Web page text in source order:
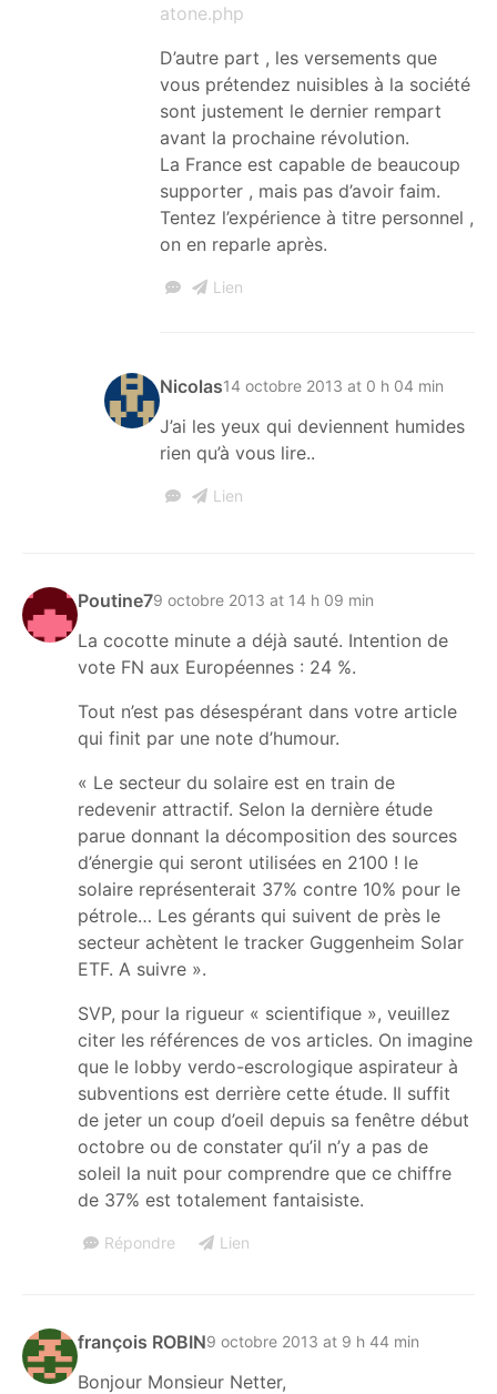
atone.php
D’autre part , les versements que
vous prétendez nuisibles à la société
sont justement le dernier rempart
avant la prochaine révolution.
La France est capable de beaucoup
supporter , mais pas d’avoir faim.
Tentez l’expérience à titre personnel ,
on en reparle après.
Lien
Nicolas14 octobre 2013 at 0 h 04 min
J’ai les yeux qui deviennent humides
rien qu’à vous lire..
Lien
Poutine79 octobre 2013 at 14 h 09 min
La cocotte minute a déjà sauté. Intention de
vote FN aux Européennes : 24 %.
Tout n’est pas désespérant dans votre article
qui finit par une note d’humour.
« Le secteur du solaire est en train de
redevenir attractif. Selon la dernière étude
parue donnant la décomposition des sources
d’énergie qui seront utilisées en 2100 ! le
solaire représenterait 37% contre 10% pour le
pétrole… Les gérants qui suivent de près le
secteur achètent le tracker Guggenheim Solar
ETF. A suivre ».
SVP, pour la rigueur « scientifique », veuillez
citer les références de vos articles. On imagine
que le lobby verdo-escrologique aspirateur à
subventions est derrière cette étude. Il suffit
de jeter un coup d’oeil depuis sa fenêtre début
octobre ou de constater qu’il n’y a pas de
soleil la nuit pour comprendre que ce chiffre
de 37% est totalement fantaisiste.
Répondre Lien
françois ROBIN9 octobre 2013 at 9 h 44 min
Bonjour Monsieur Netter,